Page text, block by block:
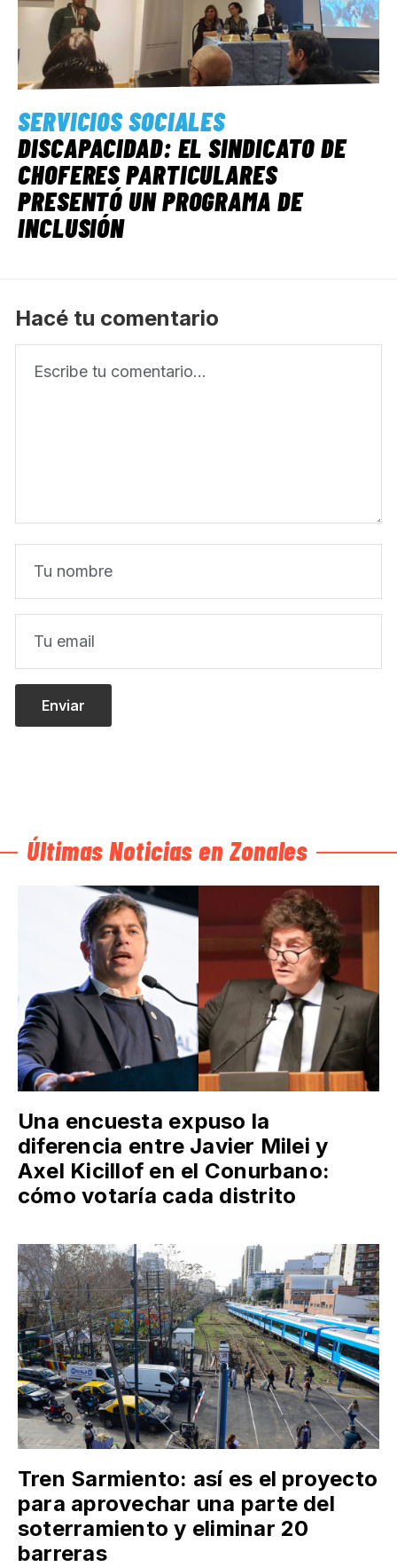
SERVICIOS SOCIALES
DISCAPACIDAD: EL SINDICATO DE
CHOFERES PARTICULARES
PRESENTÓ UN PROGRAMA DE
INCLUSIÓN
Hacé tu comentario
Últimas Noticias en Zonales
Una encuesta expuso la
diferencia entre Javier Milei y
Axel Kicillof en el Conurbano:
cómo votaría cada distrito
Tren Sarmiento: así es el proyecto
para aprovechar una parte del
soterramiento y eliminar 20
barreras